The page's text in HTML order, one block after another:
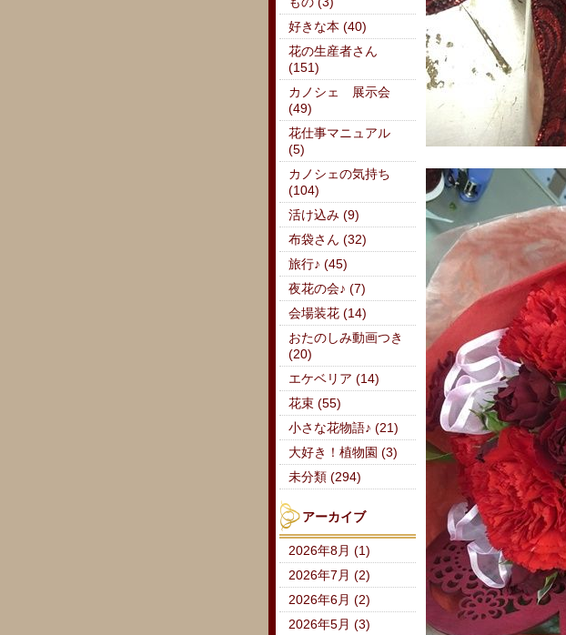
好きな本 (40)
花の生産者さん
(151)
カノシェ 展示会
(49)
花仕事マニュアル
(5)
カノシェの気持ち
(104)
活け込み (9)
布袋さん (32)
旅行♪ (45)
夜花の会♪ (7)
会場装花 (14)
おたのしみ動画つき
(20)
エケベリア (14)
花束 (55)
小さな花物語♪ (21)
大好き！植物園 (3)
未分類 (294)
アーカイブ
2026年8月 (1)
2026年7月 (2)
2026年6月 (2)
2026年5月 (3)